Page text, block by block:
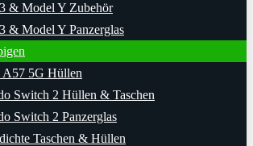
& Model Y Zubehör
& Model Y Panzerglas
A57 5G Hüllen
Switch 2 Hüllen & Taschen
Switch 2 Panzerglas
Taschen & Hüllen